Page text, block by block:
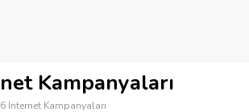
Kampanyaları
İnternet Kampanyaları